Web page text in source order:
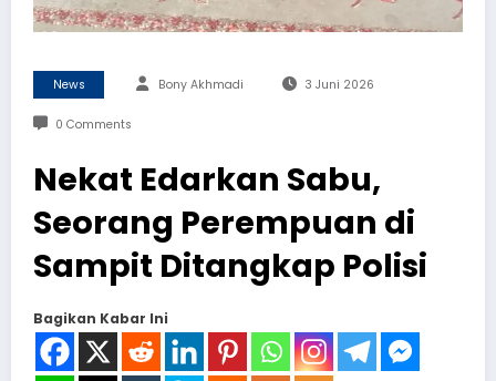
News Bony Akhmadi 3 Juni 2026
0 Comments
Nekat Edarkan Sabu,
Seorang Perempuan di
Sampit Ditangkap Polisi
Bagikan Kabar Ini